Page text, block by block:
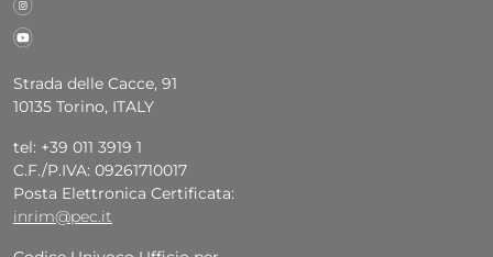
Strada delle Cacce, 91
10135 Torino, ITALY
tel: +39 011 3919 1
C.F./P.IVA: 09261710017
Posta Elettronica Certificata:
inrim@pec.it